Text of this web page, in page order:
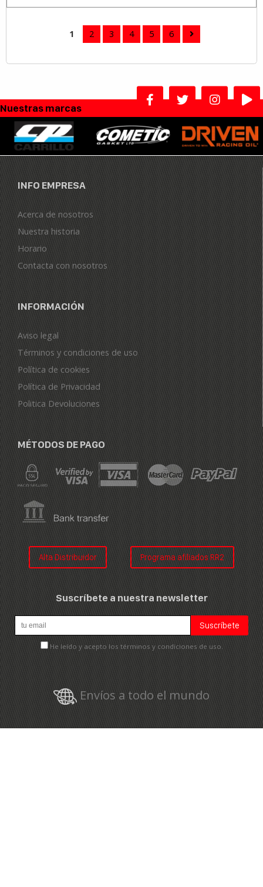
1 2 3 4 5 6
Nuestras marcas
INFO EMPRESA
Acerca de nosotros
Nuestra historia
Horario
Contacta con nosotros
INFORMACIÓN
Aviso legal
Términos y condiciones de uso
Política de cookies
Política de Privacidad
Politica Devoluciones
MÉTODOS DE PAGO
Alta Distribuidor Programa afiliados RR2
Suscríbete a nuestra newsletter
He leído y acepto los términos y condiciones de uso.
Envíos a todo el mundo